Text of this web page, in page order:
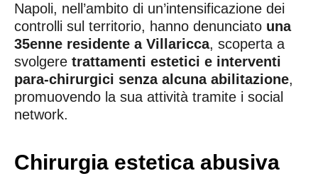
Napoli, nell’ambito di un’intensificazione dei
controlli sul territorio, hanno denunciato una
35enne residente a Villaricca, scoperta a
svolgere trattamenti estetici e interventi
para-chirurgici senza alcuna abilitazione,
promuovendo la sua attività tramite i social
network.
Chirurgia estetica abusiva